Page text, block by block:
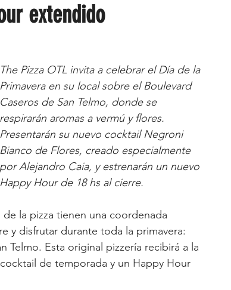
extendido
The Pizza OTL invita a celebrar el Día de la
Primavera en su local sobre el Boulevard
Caseros de San Telmo, donde se
respirarán aromas a vermú y flores.
Presentarán su nuevo cocktail Negroni
Bianco de Flores, creado especialmente
por Alejandro Caia, y estrenarán un nuevo
Happy Hour de 18 hs al cierre.
la pizza tienen una coordenada
y disfrutar durante toda la primavera:
Telmo. Esta original pizzería recibirá a la
de temporada y un Happy Hour